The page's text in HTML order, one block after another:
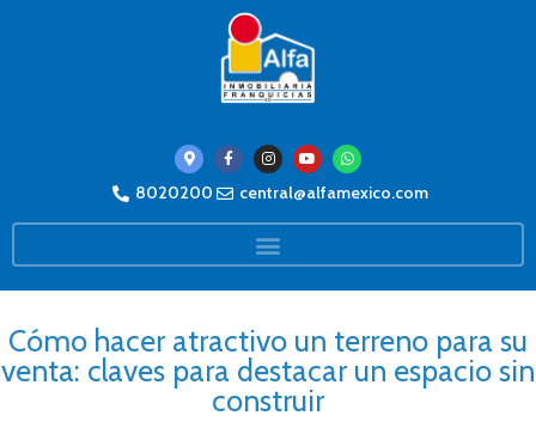
8020200 central@alfamexico.com
Cómo hacer atractivo un terreno para su
venta: claves para destacar un espacio sin
construir